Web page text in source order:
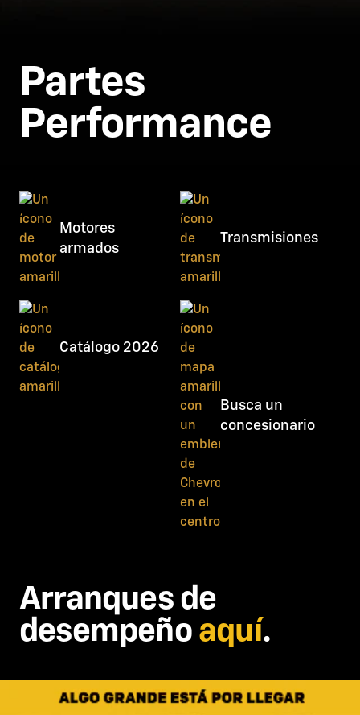
Partes
Performance
Motores
armados
Transmisiones
Catálogo 2026
Busca un
concesionario
Arranques de
desempeño aquí.